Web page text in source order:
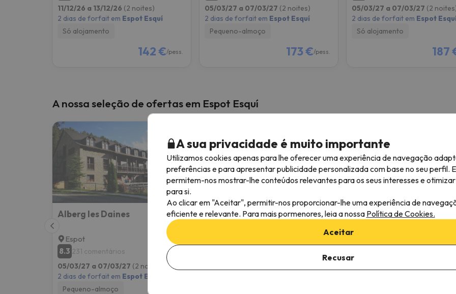
11/12/26 a 13/12/26 (2 noites)
2 dias de forfait em Espot Esquí
Só alojamento
142 €/pess.
05/03/27 a 07/03/27 (2 noites)
2 dias de forfait em Espot Esquí
Pequeno-almoço
173 €/pess.
05/03/27 a 07/03/27 (2
2 dias de forfait em Espot
Só alojamento
187
A nossa seleção de ofertas em Espot Esquí
Alberg les Daines
Espot
8.3 231 comentários
05/03/27 a 07/03/27 (2 noites)
2 dias de forfait em Espot Esquí
Pequeno-almoço
SNÖ Condes del Pallars Apartamento Minairons
A sua privacidade é muito importante
Utilizamos cookies apenas para lhe oferecer uma experiência de navegação
preferências e para apresentar publicidade personalizada com base no seu perfil.
permitem-nos mostrar-lhe conteúdos relevantes para os seus interesses e
para si.
Ao clicar em "Aceitar", permitir-nos proporcionar-lhe uma experiência de
eficiente e relevante. Para mais pormenores, leia a nossa Política de Cookies.
Aceitar
Recusar